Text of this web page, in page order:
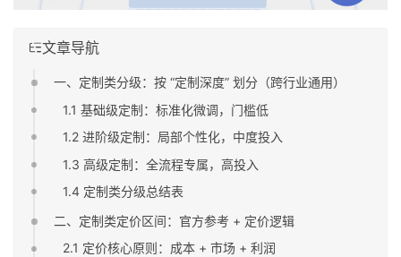
文章导航
一、定制类分级：按 “定制深度” 划分（跨行业通用）
1.1 基础级定制：标准化微调，门槛低
1.2 进阶级定制：局部个性化，中度投入
1.3 高级定制：全流程专属，高投入
1.4 定制类分级总结表
二、定制类定价区间：官方参考 + 定价逻辑
2.1 定价核心原则：成本 + 市场 + 利润